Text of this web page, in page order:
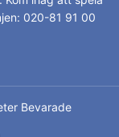
020-81 91 00
Bevarade